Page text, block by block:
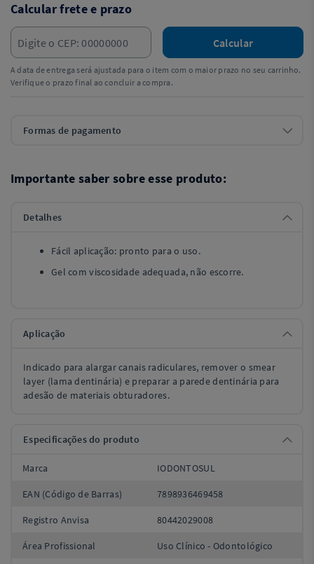
Calcular frete e prazo
Calcular
A data de entrega será ajustada para o item com o maior prazo no seu carrinho.
Verifique o prazo final ao concluir a compra.
Formas de pagamento
Importante saber sobre esse produto:
Detalhes
Fácil aplicação: pronto para o uso.
Gel com viscosidade adequada, não escorre.
Aplicação
Indicado para alargar canais radiculares, remover o smear
layer (lama dentinária) e preparar a parede dentinária para
adesão de materiais obturadores.
Especificações do produto
Marca IODONTOSUL
EAN (Código de Barras) 7898936469458
Registro Anvisa 80442029008
Área Profissional Uso Clínico - Odontológico